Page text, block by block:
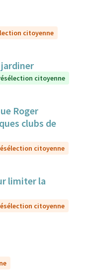
citoyenne
citoyenne
Roger
clubs de
citoyenne
limiter la
citoyenne